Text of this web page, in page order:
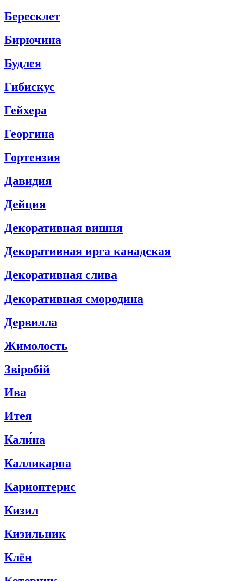
Бересклет
Бирючина
Будлея
Гибискус
Гейхера
Георгинa
Гортензия
Давидия
Дейция
Декоративная вишня
Декоративная ирга канадская
Декоративная слива
Декоративная смородина
Дервилла
Жимолость
Звіробій
Ива
Итея
Кали́на
Калликарпа
Кариоптерис
Кизил
Кизильник
Клён